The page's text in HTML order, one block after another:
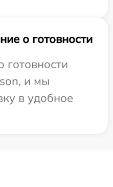
о готовности
и мы
в удобное